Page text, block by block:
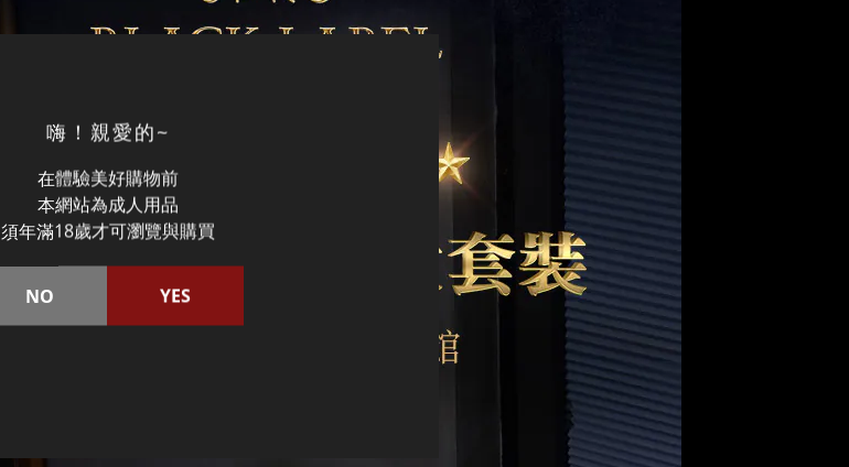
嗨！親愛的~
在體驗美好購物前
本網站為成人用品
須年滿18歲才可瀏覽與購買
NO YES